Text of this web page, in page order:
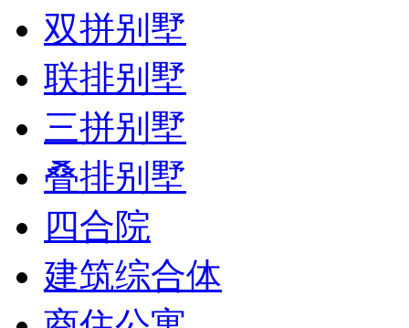
双拼别墅
联排别墅
三拼别墅
叠排别墅
四合院
建筑综合体